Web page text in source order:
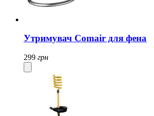
Утримувач Comair для фена
299 грн